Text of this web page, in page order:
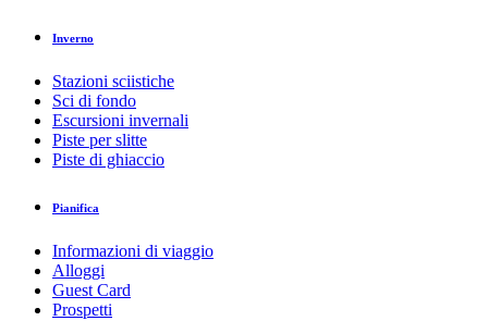
Inverno
Stazioni sciistiche
Sci di fondo
Escursioni invernali
Piste per slitte
Piste di ghiaccio
Pianifica
Informazioni di viaggio
Alloggi
Guest Card
Prospetti